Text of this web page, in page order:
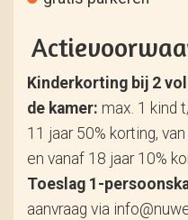
Kinderkorting bij 2
de kamer: max. 1 kind
11 jaar 50% korting,
en vanaf 18 jaar 10%
Toeslag 1-
aanvraag via